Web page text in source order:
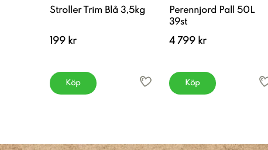
Stroller Trim Blå 3,5kg
199 kr
Köp
Perennjord Pall 50L
39st
4 799 kr
Köp